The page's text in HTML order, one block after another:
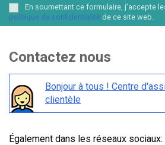
En soumettant ce formulaire, j'accepte
politique de confidentialité de ce site web.
Contactez nous
Bonjour à tous ! Centre
clientèle
Également dans les réseaux sociaux: